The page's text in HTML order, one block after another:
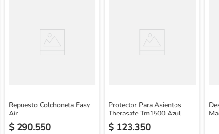
ingresa al siguiente link:
https://www.ortopedicosfuturo.com/reversion-de-pago
Repuesto Colchoneta Easy
Air
$ 290.550
Protector Para Asientos
Therasafe Tm1500 Azul
$ 123.350